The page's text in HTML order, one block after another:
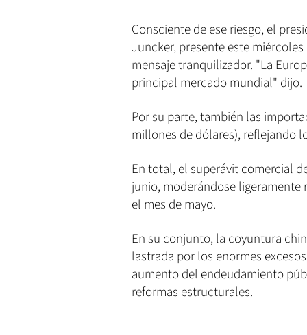
Consciente de ese riesgo, el
Juncker, presente este
mensaje tranquilizador. "La
principal mercado mundial" dijo.
Por su parte, también las
millones de dólares), reflejando
En total, el superávit comercial
junio, moderándose ligeramente
el mes de mayo.
En su conjunto, la coyuntura
lastrada por los enormes
aumento del endeudamiento
reformas estructurales.